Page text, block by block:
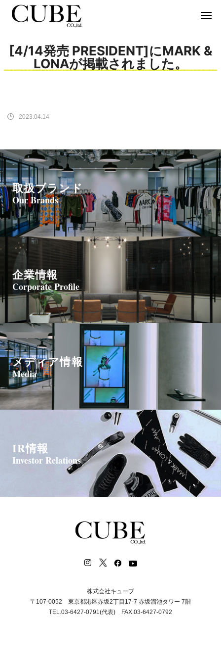
[4/14発売 PRESIDENT]にMARK &
LONAが掲載されました。
2023.04.14
取扱ブランド
Our Brands
企業情報
Corporate Profile
メディア情報
Media
IR情報
Investor Relations
株式会社キューブ
〒107-0052 東京都港区赤坂2丁目17-7 赤坂溜池タワー 7階
TEL.03-6427-0791(代表) FAX.03-6427-0792